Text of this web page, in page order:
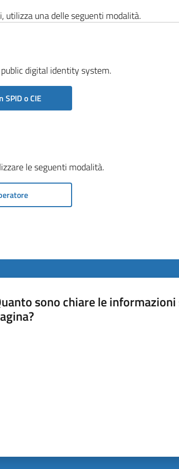
utilizza una delle seguenti modalità.
digital identity system.
SPID o CIE
le seguenti modalità.
sono chiare le